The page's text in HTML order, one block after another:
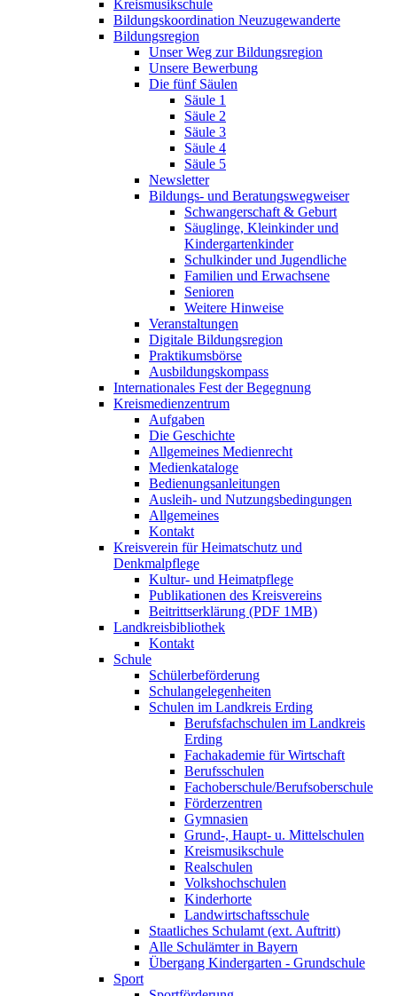
Kreismusikschule
Bildungskoordination Neuzugewanderte
Bildungsregion
Unser Weg zur Bildungsregion
Unsere Bewerbung
Die fünf Säulen
Säule 1
Säule 2
Säule 3
Säule 4
Säule 5
Newsletter
Bildungs- und Beratungswegweiser
Schwangerschaft & Geburt
Säuglinge, Kleinkinder und
Kindergartenkinder
Schulkinder und Jugendliche
Familien und Erwachsene
Senioren
Weitere Hinweise
Veranstaltungen
Digitale Bildungsregion
Praktikumsbörse
Ausbildungskompass
Internationales Fest der Begegnung
Kreismedienzentrum
Aufgaben
Die Geschichte
Allgemeines Medienrecht
Medienkataloge
Bedienungsanleitungen
Ausleih- und Nutzungsbedingungen
Allgemeines
Kontakt
Kreisverein für Heimatschutz und
Denkmalpflege
Kultur- und Heimatpflege
Publikationen des Kreisvereins
Beitrittserklärung (PDF 1MB)
Landkreisbibliothek
Kontakt
Schule
Schülerbeförderung
Schulangelegenheiten
Schulen im Landkreis Erding
Berufsfachschulen im Landkreis
Erding
Fachakademie für Wirtschaft
Berufsschulen
Fachoberschule/Berufsoberschule
Förderzentren
Gymnasien
Grund-, Haupt- u. Mittelschulen
Kreismusikschule
Realschulen
Volkshochschulen
Kinderhorte
Landwirtschaftsschule
Staatliches Schulamt (ext. Auftritt)
Alle Schulämter in Bayern
Übergang Kindergarten - Grundschule
Sport